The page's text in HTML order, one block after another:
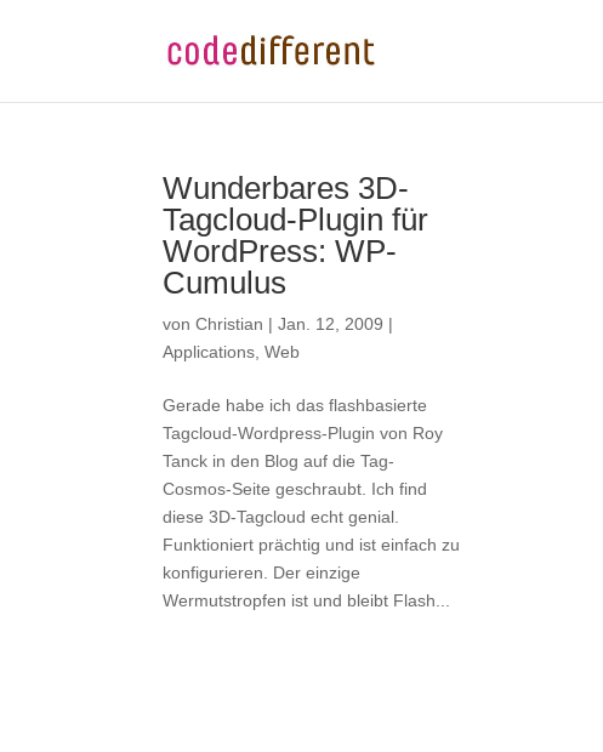
Wunderbares 3D-
Tagcloud-Plugin für
WordPress: WP-
Cumulus
vonChristian |Jan. 12, 2009 |
Applications ,Web
Gerade habe ich das flashbasierte
Tagcloud-Wordpress-Plugin von Roy
Tanck in den Blog auf die Tag-
Cosmos-Seite geschraubt. Ich find
diese 3D-Tagcloud echt genial.
Funktioniert prächtig und ist einfach zu
konfigurieren. Der einzige
Wermutstropfen ist und bleibt Flash...